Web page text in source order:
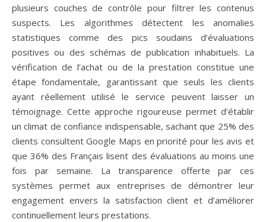
plusieurs couches de contrôle pour filtrer les contenus
suspects. Les algorithmes détectent les anomalies
statistiques comme des pics soudains d’évaluations
positives ou des schémas de publication inhabituels. La
vérification de l’achat ou de la prestation constitue une
étape fondamentale, garantissant que seuls les clients
ayant réellement utilisé le service peuvent laisser un
témoignage. Cette approche rigoureuse permet d’établir
un climat de confiance indispensable, sachant que 25% des
clients consultent Google Maps en priorité pour les avis et
que 36% des Français lisent des évaluations au moins une
fois par semaine. La transparence offerte par ces
systèmes permet aux entreprises de démontrer leur
engagement envers la satisfaction client et d’améliorer
continuellement leurs prestations.